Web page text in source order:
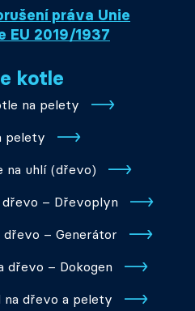
práva Unie
EU 2019/1937
kotle
na pelety
pelety
na uhlí (dřevo)
– Dřevoplyn
– Generátor
dřevo – Dokogen
na dřevo a pelety